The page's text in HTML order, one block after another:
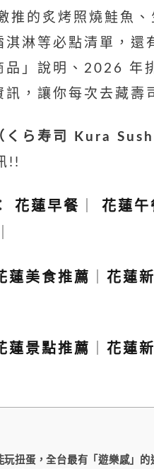
推的炙烤照燒鮭魚
淇淋等必點清單，還
品」說明、2026 年
訊，讓你每次去藏壽
くら寿司 Kura
!!
花蓮早餐 花蓮午
蓮美食推薦 花蓮
蓮景點推薦 花蓮
扭蛋，全台最有「遊樂感」的